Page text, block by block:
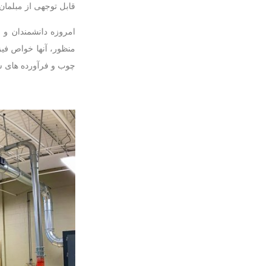
قابل توجهی از
امروزه دانشمندان
منظور، آنها خواص
چوب و فرآورده های